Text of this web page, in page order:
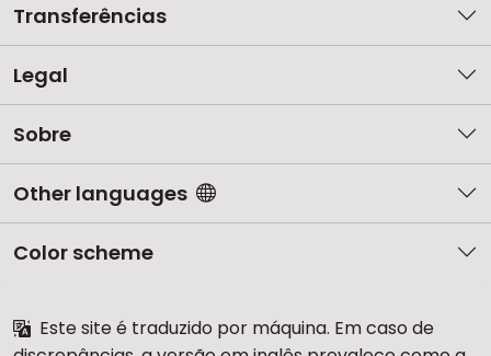
Transferências
Legal
Sobre
Other languages
Color scheme
Este site é traduzido por máquina. Em caso de